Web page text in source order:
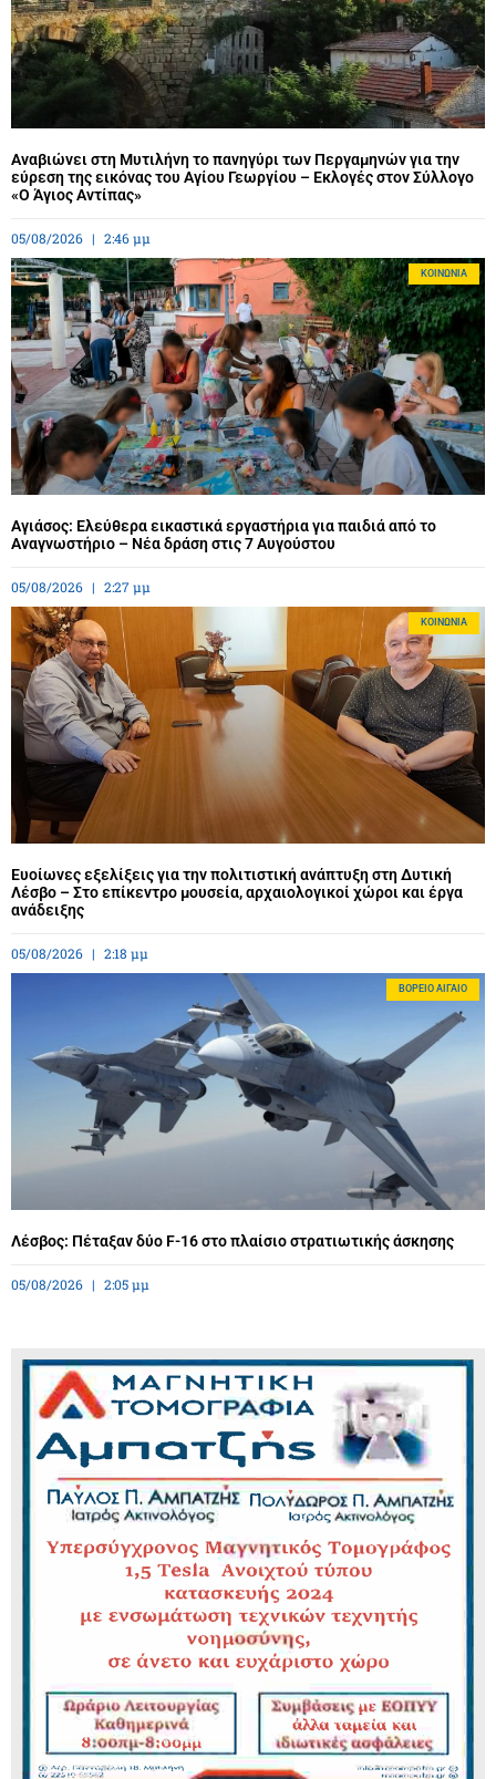
Αναβιώνει στη Μυτιλήνη το πανηγύρι των Περγαμηνών για την
εύρεση της εικόνας του Αγίου Γεωργίου – Εκλογές στον Σύλλογο
«Ο Άγιος Αντίπας»
05/08/2026 2:46 μμ
ΚΟΙΝΩΝΊΑ
Αγιάσος: Ελεύθερα εικαστικά εργαστήρια για παιδιά από το
Αναγνωστήριο – Νέα δράση στις 7 Αυγούστου
05/08/2026 2:27 μμ
ΚΟΙΝΩΝΊΑ
Ευοίωνες εξελίξεις για την πολιτιστική ανάπτυξη στη Δυτική
Λέσβο – Στο επίκεντρο μουσεία, αρχαιολογικοί χώροι και έργα
ανάδειξης
05/08/2026 2:18 μμ
BΌΡΕΙΟ ΑΙΓΑΊΟ
Λέσβος: Πέταξαν δύο F-16 στο πλαίσιο στρατιωτικής άσκησης
05/08/2026 2:05 μμ